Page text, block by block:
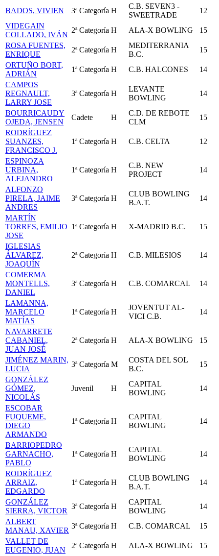
BADOS, VIVIEN 3ª Categoría H
C.B. SEVEN3 -
SWEETRADE
12
VIDEGAIN
COLLADO, IVÁN
2ª Categoría H ALA-X BOWLING
15
ROSA FUENTES,
ENRIQUE
2ª Categoría H
MEDITERRANIA
B.C.
15
ORTUÑO BORT,
ADRIÁN
1ª Categoría H C.B. HALCONES
14
CAMPOS
REGNAULT,
LARRY JOSE
3ª Categoría H
LEVANTE
BOWLING
14
BOURRICAUDY
OJEDA, JENSEN
Cadete H
C.D. DE REBOTE
CLM
15
RODRÍGUEZ
SUANZES,
FRANCISCO J.
1ª Categoría H C.B. CELTA 12
ESPINOZA
URBINA,
ALEJANDRO
1ª Categoría H
C.B. NEW
PROJECT
14
ALFONZO
PIRELA, JAIME
ANDRES
3ª Categoría H
CLUB BOWLING
B.A.T.
14
MARTÍN
TORRES, EMILIO
JOSE
1ª Categoría H X-MADRID B.C. 15
IGLESIAS
ÁLVAREZ,
JOAQUÍN
2ª Categoría H C.B. MILESIOS 14
COMERMA
MONTELLS,
DANIEL
3ª Categoría H C.B. COMARCAL 14
LAMANNA,
MARCELO
MATÍAS
1ª Categoría H
JOVENTUT AL-
VICI C.B.
14
NAVARRETE
CABANIEL,
JUAN JOSÉ
2ª Categoría H ALA-X BOWLING 15
JIMÉNEZ MARIN,
LUCIA
3ª Categoría M
COSTA DEL SOL
B.C.
15
GONZÁLEZ
GÓMEZ,
NICOLÁS
Juvenil H
CAPITAL
BOWLING
14
ESCOBAR
FUQUEME,
DIEGO
ARMANDO
1ª Categoría H
CAPITAL
BOWLING
14
BARRIOPEDRO
GARNACHO,
PABLO
1ª Categoría H
CAPITAL
BOWLING
14
RODRÍGUEZ
ARRAIZ,
EDGARDO
1ª Categoría H
CLUB BOWLING
B.A.T.
14
GONZÁLEZ
SIERRA, VICTOR
3ª Categoría H
CAPITAL
BOWLING
14
ALBERT
MANAU, XAVIER
3ª Categoría H C.B. COMARCAL
15
VALLET DE
EUGENIO, JUAN
2ª Categoría H ALA-X BOWLING
15